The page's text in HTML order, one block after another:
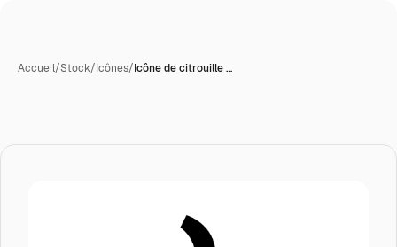
Accueil/Stock/Icônes/Icône de citrouille …